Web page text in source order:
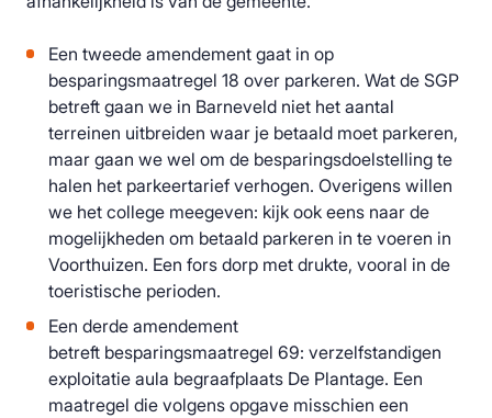
Een tweede amendement gaat in op
besparingsmaatregel 18 over parkeren. Wat de SGP
betreft gaan we in Barneveld niet het aantal
terreinen uitbreiden waar je betaald moet parkeren,
maar gaan we wel om de besparingsdoelstelling te
halen het parkeertarief verhogen. Overigens willen
we het college meegeven: kijk ook eens naar de
mogelijkheden om betaald parkeren in te voeren in
Voorthuizen. Een fors dorp met drukte, vooral in de
toeristische perioden.
Een derde amendement
betreft besparingsmaatregel 69: verzelfstandigen
exploitatie aula begraafplaats De Plantage. Een
maatregel die volgens opgave misschien een